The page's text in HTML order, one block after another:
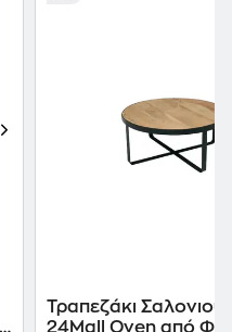
Τραπεζάκι Σαλονιού
24Mall Oven από